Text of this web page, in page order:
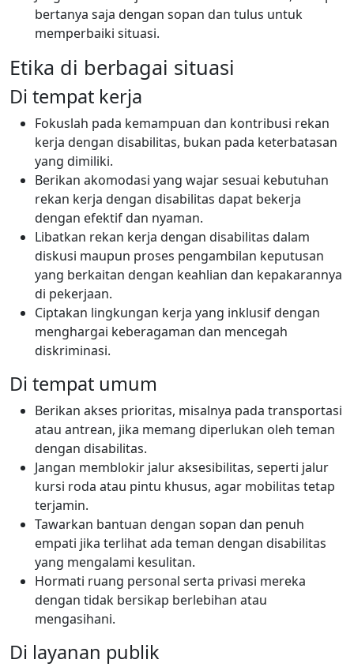
bertanya saja dengan sopan dan tulus untuk
memperbaiki situasi.
Etika di berbagai situasi
Di tempat kerja
Fokuslah pada kemampuan dan kontribusi rekan
kerja dengan disabilitas, bukan pada keterbatasan
yang dimiliki.
Berikan akomodasi yang wajar sesuai kebutuhan
rekan kerja dengan disabilitas dapat bekerja
dengan efektif dan nyaman.
Libatkan rekan kerja dengan disabilitas dalam
diskusi maupun proses pengambilan keputusan
yang berkaitan dengan keahlian dan kepakarannya
di pekerjaan.
Ciptakan lingkungan kerja yang inklusif dengan
menghargai keberagaman dan mencegah
diskriminasi.
Di tempat umum
Berikan akses prioritas, misalnya pada transportasi
atau antrean, jika memang diperlukan oleh teman
dengan disabilitas.
Jangan memblokir jalur aksesibilitas, seperti jalur
kursi roda atau pintu khusus, agar mobilitas tetap
terjamin.
Tawarkan bantuan dengan sopan dan penuh
empati jika terlihat ada teman dengan disabilitas
yang mengalami kesulitan.
Hormati ruang personal serta privasi mereka
dengan tidak bersikap berlebihan atau
mengasihani.
Di layanan publik